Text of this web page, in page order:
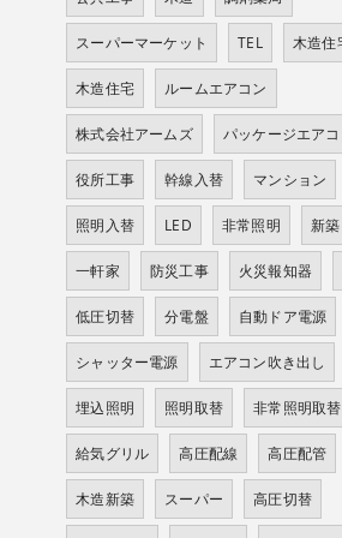
スーパーマーケット TEL 木造住
木造住宅 ルームエアコン
株式会社アームズ パッケージエア
役所工事 幹線入替 マンション
照明入替 LED 非常照明 新築
一軒家 防災工事 火災報知器
低圧切替 分電盤 自動ドア電源
シャッター電源 エアコン吹き出し
埋込照明 照明取替 非常照明取替
給気グリル 高圧配線 高圧配管
木造新築 スーパー 高圧切替